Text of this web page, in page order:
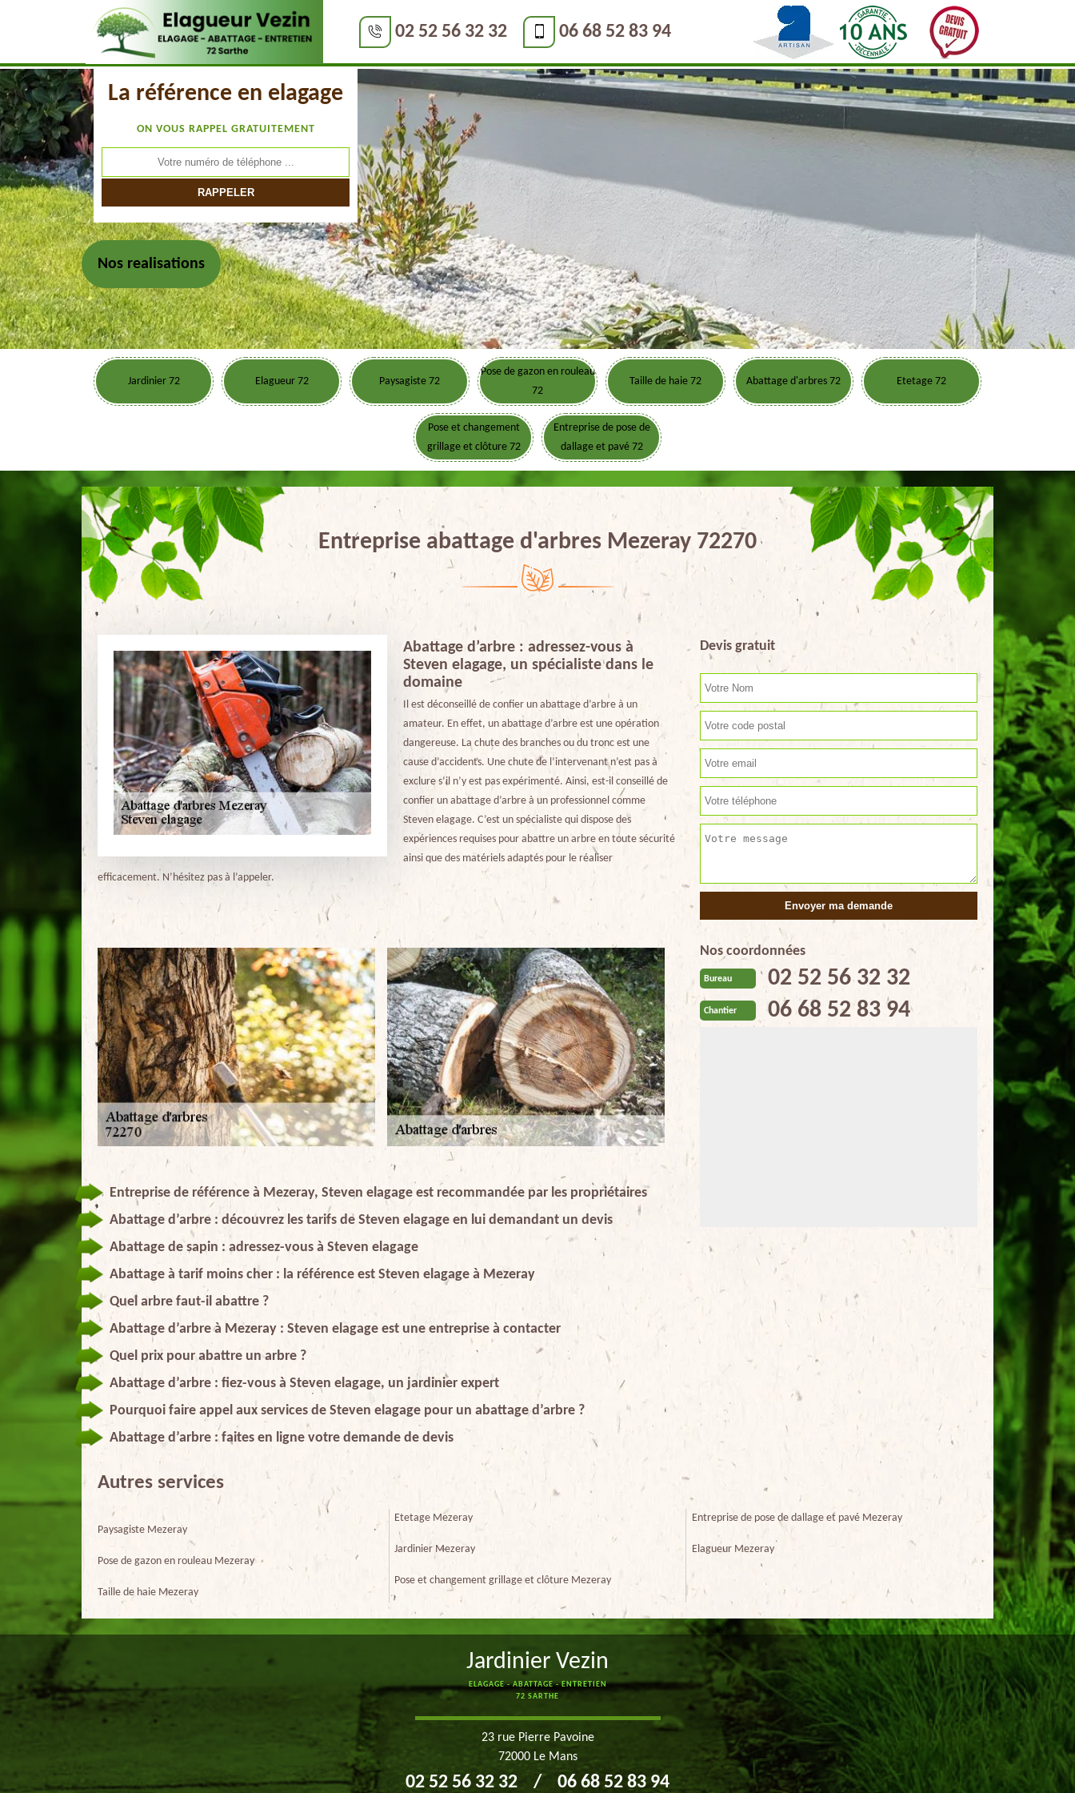
02 52 56 32 32 06 68 52 83 94
La référence en elagage
ON VOUS RAPPEL GRATUITEMENT
Nos realisations
Jardinier 72 Elagueur 72 Paysagiste 72
Pose de gazon en rouleau
72
Taille de haie 72 Abattage d'arbres 72 Etetage 72
Pose et changement
grillage et clôture 72
Entreprise de pose de
dallage et pavé 72
Entreprise abattage d'arbres Mezeray 72270
Abattage d’arbre : adressez-vous à
Steven elagage, un spécialiste dans le
domaine
Il est déconseillé de confier un abattage d’arbre à un
amateur. En effet, un abattage d’arbre est une opération
dangereuse. La chute des branches ou du tronc est une
cause d’accidents. Une chute de l’intervenant n’est pas à
exclure s’il n’y est pas expérimenté. Ainsi, est-il conseillé de
confier un abattage d’arbre à un professionnel comme
Steven elagage. C’est un spécialiste qui dispose des
expériences requises pour abattre un arbre en toute sécurité
ainsi que des matériels adaptés pour le réaliser
efficacement. N’hésitez pas à l’appeler.
Entreprise de référence à Mezeray, Steven elagage est recommandée par les propriétaires
Abattage d’arbre : découvrez les tarifs de Steven elagage en lui demandant un devis
Abattage de sapin : adressez-vous à Steven elagage
Abattage à tarif moins cher : la référence est Steven elagage à Mezeray
Quel arbre faut-il abattre ?
Abattage d’arbre à Mezeray : Steven elagage est une entreprise à contacter
Quel prix pour abattre un arbre ?
Abattage d’arbre : fiez-vous à Steven elagage, un jardinier expert
Pourquoi faire appel aux services de Steven elagage pour un abattage d’arbre ?
Abattage d’arbre : faites en ligne votre demande de devis
Devis gratuit
Nos coordonnées
Bureau 02 52 56 32 32
Chantier 06 68 52 83 94
Autres services
Paysagiste Mezeray
Pose de gazon en rouleau Mezeray
Taille de haie Mezeray
Etetage Mezeray
Jardinier Mezeray
Pose et changement grillage et clôture Mezeray
Entreprise de pose de dallage et pavé Mezeray
Elagueur Mezeray
Jardinier Vezin
ELAGAGE - ABATTAGE - ENTRETIEN
72 SARTHE
23 rue Pierre Pavoine
72000 Le Mans
02 52 56 32 32 / 06 68 52 83 94